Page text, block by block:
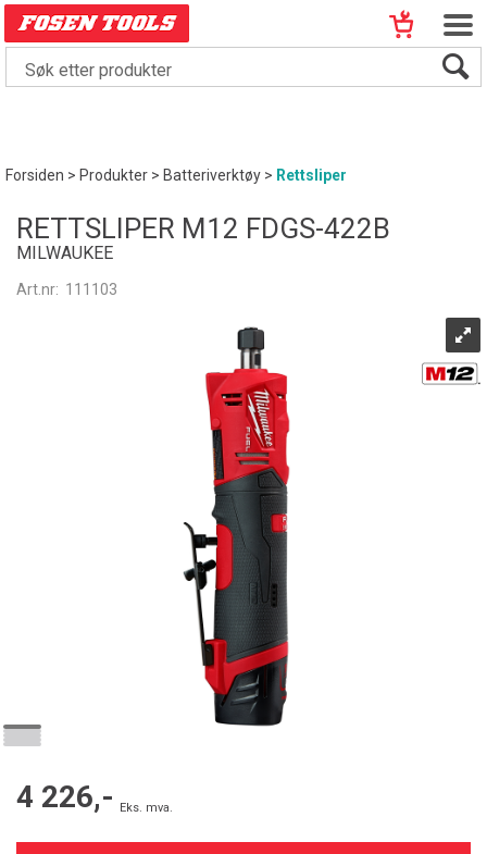
Forsiden>Produkter>Batteriverktøy> Rettsliper
RETTSLIPER M12 FDGS-422B
MILWAUKEE
Art.nr: 111103
4 226,- Eks. mva.